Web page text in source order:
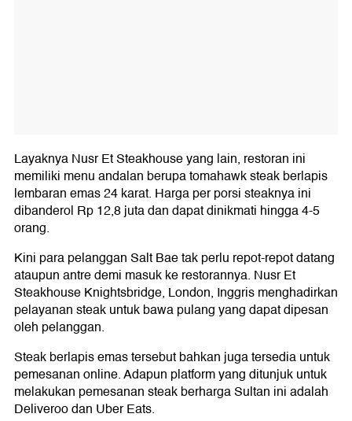
Layaknya Nusr Et Steakhouse yang lain, restoran ini
memiliki menu andalan berupa tomahawk steak berlapis
lembaran emas 24 karat. Harga per porsi steaknya ini
dibanderol Rp 12,8 juta dan dapat dinikmati hingga 4-5
orang.
Kini para pelanggan Salt Bae tak perlu repot-repot datang
ataupun antre demi masuk ke restorannya. Nusr Et
Steakhouse Knightsbridge, London, Inggris menghadirkan
pelayanan steak untuk bawa pulang yang dapat dipesan
oleh pelanggan.
Steak berlapis emas tersebut bahkan juga tersedia untuk
pemesanan online. Adapun platform yang ditunjuk untuk
melakukan pemesanan steak berharga Sultan ini adalah
Deliveroo dan Uber Eats.